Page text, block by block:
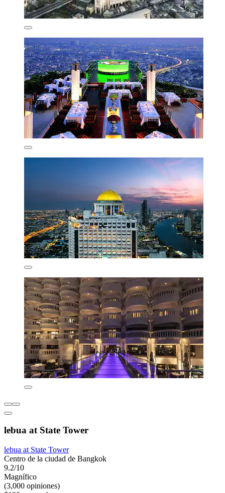
lebua at State Tower
lebua at State Tower
Centro de la ciudad de Bangkok
9.2/10
Magnífico
(3,000 opiniones)